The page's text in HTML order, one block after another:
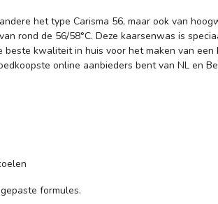
het type Carisma 56, maar ook van
rond de 56/58°C. Deze kaarsenwas is
kwaliteit in huis voor het maken van
online aanbieders bent van NL en
formules.